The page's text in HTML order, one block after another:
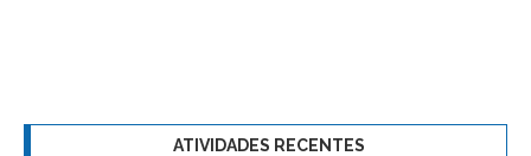
ATIVIDADES RECENTES